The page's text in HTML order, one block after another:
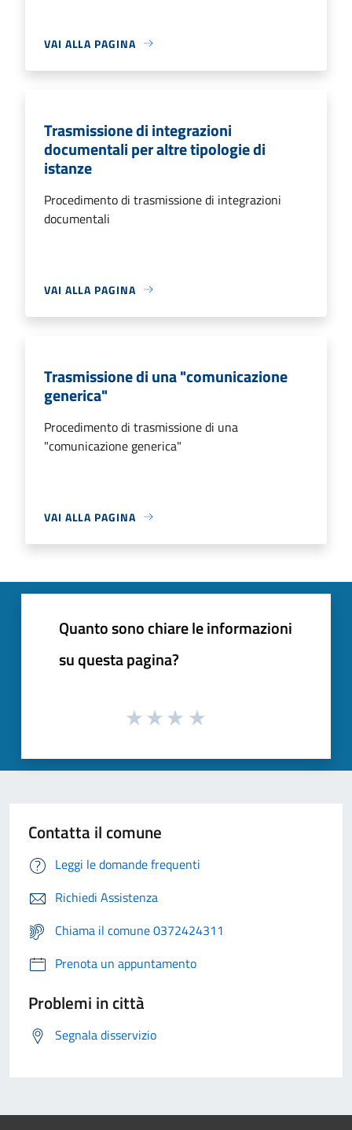
VAI ALLA PAGINA
Trasmissione di integrazioni
documentali per altre tipologie di
istanze
Procedimento di trasmissione di integrazioni
documentali
VAI ALLA PAGINA
Trasmissione di una "comunicazione
generica"
Procedimento di trasmissione di una
"comunicazione generica"
VAI ALLA PAGINA
Quanto sono chiare le informazioni
su questa pagina?
Contatta il comune
Leggi le domande frequenti
Richiedi Assistenza
Chiama il comune 0372424311
Prenota un appuntamento
Problemi in città
Segnala disservizio